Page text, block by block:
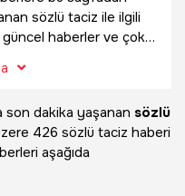
sözlü taciz ile ilgili
haberler ve çok
son dakika yaşanan sözlü
426 sözlü taciz haberi
aşağıda